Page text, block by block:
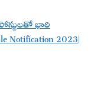
భారి
Notification 2023|